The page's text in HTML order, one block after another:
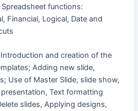
functions:
Financial, Logical, Date and
and creation of the
Adding new slide,
Use of Master Slide, slide show,
Text formatting
slides, Applying designs,